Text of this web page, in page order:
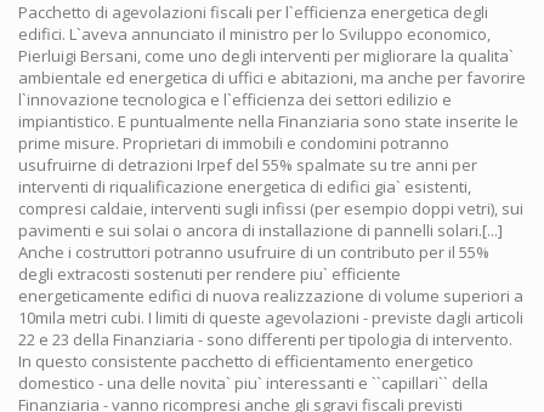
Pacchetto di agevolazioni fiscali per l`efficienza energetica degli
edifici. L`aveva annunciato il ministro per lo Sviluppo economico,
Pierluigi Bersani, come uno degli interventi per migliorare la qualita`
ambientale ed energetica di uffici e abitazioni, ma anche per favorire
l`innovazione tecnologica e l`efficienza dei settori edilizio e
impiantistico. E puntualmente nella Finanziaria sono state inserite le
prime misure. Proprietari di immobili e condomini potranno
usufruirne di detrazioni Irpef del 55% spalmate su tre anni per
interventi di riqualificazione energetica di edifici gia` esistenti,
compresi caldaie, interventi sugli infissi (per esempio doppi vetri), sui
pavimenti e sui solai o ancora di installazione di pannelli solari.[...]
Anche i costruttori potranno usufruire di un contributo per il 55%
degli extracosti sostenuti per rendere piu` efficiente
energeticamente edifici di nuova realizzazione di volume superiori a
10mila metri cubi. I limiti di queste agevolazioni - previste dagli articoli
22 e 23 della Finanziaria - sono differenti per tipologia di intervento.
In questo consistente pacchetto di efficientamento energetico
domestico - una delle novita` piu` interessanti e ``capillari`` della
Finanziaria - vanno ricompresi anche gli sgravi fiscali previsti